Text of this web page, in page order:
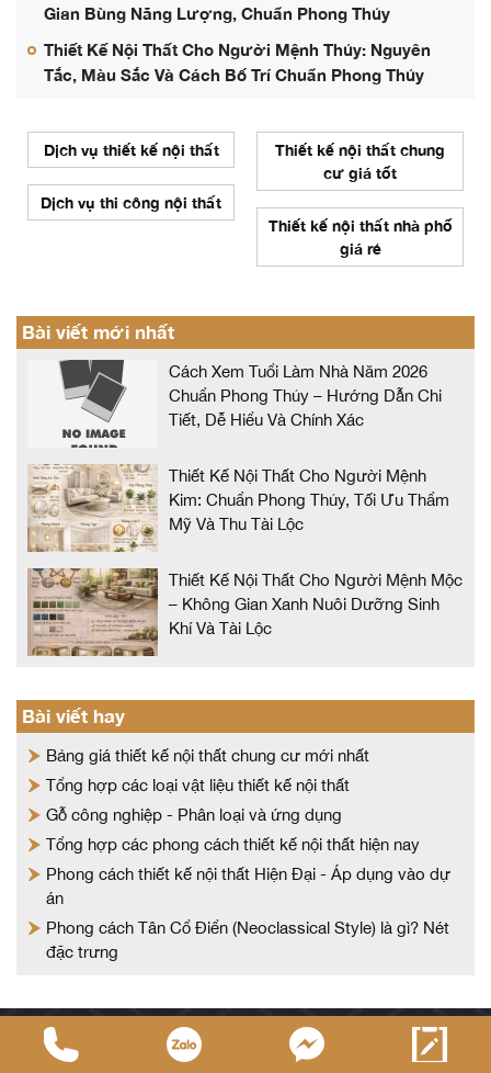
Gian Bùng Năng Lượng, Chuẩn Phong Thủy
Thiết Kế Nội Thất Cho Người Mệnh Thủy: Nguyên
Tắc, Màu Sắc Và Cách Bố Trí Chuẩn Phong Thủy
Dịch vụ thiết kế nội thất
Dịch vụ thi công nội thất
Thiết kế nội thất chung
cư giá tốt
Thiết kế nội thất nhà phố
giá rẻ
Bài viết mới nhất
Cách Xem Tuổi Làm Nhà Năm 2026
Chuẩn Phong Thủy – Hướng Dẫn Chi
Tiết, Dễ Hiểu Và Chính Xác
Thiết Kế Nội Thất Cho Người Mệnh
Kim: Chuẩn Phong Thủy, Tối Ưu Thẩm
Mỹ Và Thu Tài Lộc
Thiết Kế Nội Thất Cho Người Mệnh Mộc
– Không Gian Xanh Nuôi Dưỡng Sinh
Khí Và Tài Lộc
Bài viết hay
Bảng giá thiết kế nội thất chung cư mới nhất
Tổng hợp các loại vật liệu thiết kế nội thất
Gỗ công nghiệp - Phân loại và ứng dụng
Tổng hợp các phong cách thiết kế nội thất hiện nay
Phong cách thiết kế nội thất Hiện Đại - Áp dụng vào dự
án
Phong cách Tân Cổ Điển (Neoclassical Style) là gì? Nét
đặc trưng
DỊCH VỤ CUNG CẤP